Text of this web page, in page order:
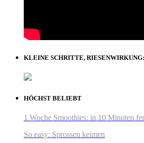
KLEINE SCHRITTE, RIESENWIRKUNG:
HÖCHST BELIEBT
1 Woche Smoothies: in 10 Minuten
So easy: Sprossen keimen